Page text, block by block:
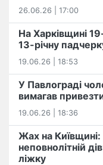
26.06.26 | 17:00
На Харківщині
13-річну
19.06.26 | 18:53
У Павлограді
вимагав
19.06.26 | 18:36
Жах на Київщині:
неповнолітній
ліжку